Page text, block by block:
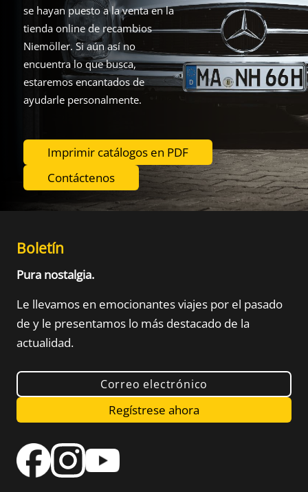
se hayan puesto a la venta en la
tienda online de recambios
Niemöller. Si aún así no
encuentra lo que busca,
estaremos encantados de
ayudarle personalmente.
Imprimir catálogos en PDF
Contáctenos
Boletín
Pura nostalgia.
Le llevamos en emocionantes viajes por el pasado
de y le presentamos lo más destacado de la
actualidad.
Correo electrónico
Regístrese ahora